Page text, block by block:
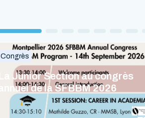
Congrès
La Junior Section au congrès
annuel de la SFBBM 2026